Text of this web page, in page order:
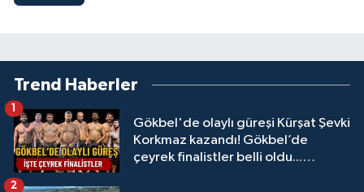
Trend Haberler
Gökbel'de olaylı güreşi Kürşat Şevki
Korkmaz kazandı! Gökbel’de
çeyrek finalistler belli oldu...
1
2